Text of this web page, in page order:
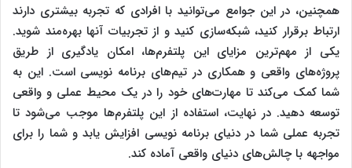
همچنین، در این جوامع می‌توانید با افرادی که تجربه بیشتری دارند
ارتباط برقرار کنید، شبکه‌سازی کنید و از تجربیات آنها بهره‌مند شوید.
یکی از مهم‌ترین مزایای این پلتفرم‌ها، امکان یادگیری از طریق
پروژه‌های واقعی و همکاری در تیم‌های برنامه‌ نویسی است. این به
شما کمک می‌کند تا مهارت‌های خود را در یک محیط عملی و واقعی
توسعه دهید. در نهایت، استفاده از این پلتفرم‌ها موجب می‌شود تا
تجربه عملی شما در دنیای برنامه‌ نویسی افزایش یابد و شما را برای
مواجهه با چالش‌های دنیای واقعی آماده کند.